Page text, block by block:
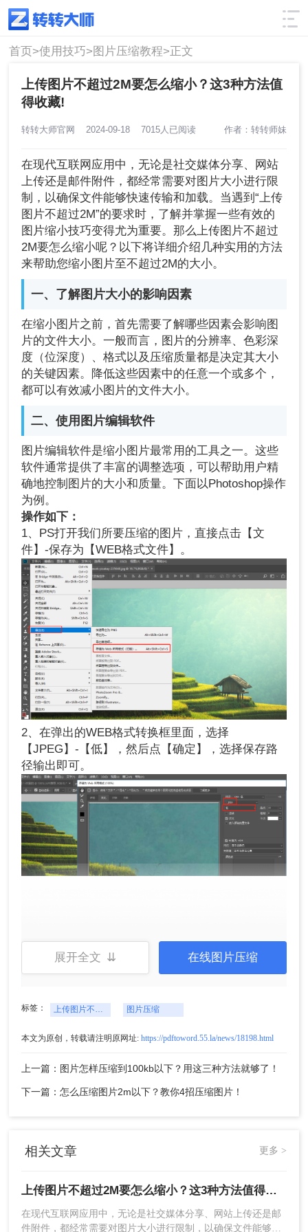
使用技巧 筛选
首页>使用技巧>图片压缩教程>正文
上传图片不超过2M要怎么缩小？这3种方法值
得收藏!
转转大师官网 2024-09-18 7015人已阅读 作者：转转师妹
在现代互联网应用中，无论是社交媒体分享、网站
上传还是邮件附件，都经常需要对图片大小进行限
制，以确保文件能够快速传输和加载。当遇到“上传
图片不超过2M”的要求时，了解并掌握一些有效的
图片缩小技巧变得尤为重要。那么上传图片不超过
2M要怎么缩小呢？以下将详细介绍几种实用的方法
来帮助您缩小图片至不超过2M的大小。
一、了解图片大小的影响因素
在缩小图片之前，首先需要了解哪些因素会影响图
片的文件大小。一般而言，图片的分辨率、色彩深
度（位深度）、格式以及压缩质量都是决定其大小
的关键因素。降低这些因素中的任意一个或多个，
都可以有效减小图片的文件大小。
二、使用图片编辑软件
图片编辑软件是缩小图片最常用的工具之一。这些
软件通常提供了丰富的调整选项，可以帮助用户精
确地控制图片的大小和质量。下面以Photoshop操作
为例。
操作如下：
1、PS打开我们所要压缩的图片，直接点击【文
件】-保存为【WEB格式文件】。
2、在弹出的WEB格式转换框里面，选择
【JPEG】-【低】，然后点【确定】，选择保存路
径输出即可。
三、使用在线图片压缩 工具
与图片编辑软件相比，在线图片压缩工具无需安
装，使用起来更加方便快捷。这些工具通常提供了
直观的界面和简单的操作流程，让即使不熟悉图片
压缩操作为例。
1、打开在线图片压缩：
展开全文 ⇊ 在线图片压缩
标签： 上传图片不超过2M要怎么缩小 图片压缩
本文为原创，转载请注明原网址: https://pdftoword.55.la/news/18198.html
上一篇：图片怎样压缩到100kb以下？用这三种方法就够了！
下一篇：怎么压缩图片2m以下？教你4招压缩图片！
相关文章 更多 >
上传图片不超过2M要怎么缩小？这3种方法值得收藏!
在现代互联网应用中，无论是社交媒体分享、网站上传还是邮
件附件，都经常需要对图片大小进行限制，以确保文件能够快